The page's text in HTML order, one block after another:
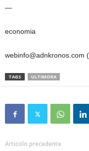
—
economia
webinfo@adnkronos.com
TAGS ULTIMORA
Articolo precedente